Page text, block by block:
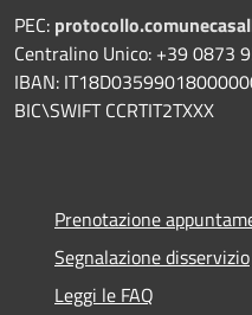
PEC:
Centralino Unico: +39 0873
IBAN:
BIC\SWIFT CCRTIT2TXXX
Prenotazione
Segnalazione disservizio
Leggi le FAQ